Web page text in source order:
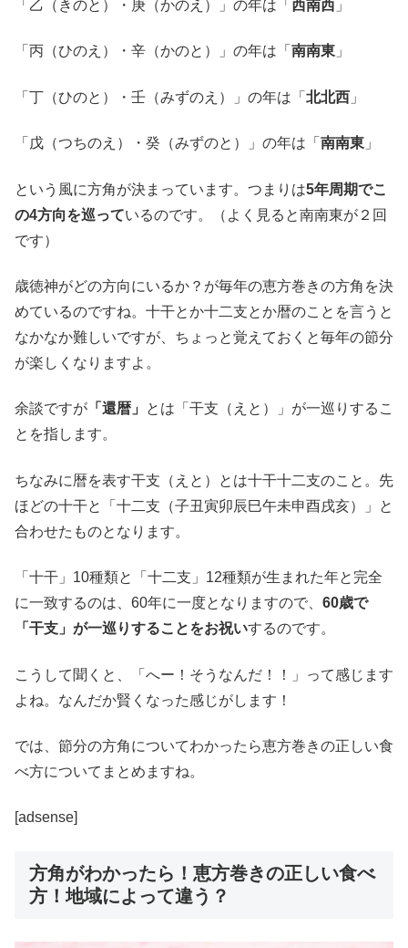
「乙（きのと）・庚（かのえ）」の年は「 西南西 」
「丙（ひのえ）・辛（かのと）」の年は「 南南東 」
「丁（ひのと）・壬（みずのえ）」の年は「 北北西 」
「戊（つちのえ）・癸（みずのと）」の年は「 南南東 」
という風に方角が決まっています。つまりは5年周期でこ
の4方向を巡っているのです。（よく見ると南南東が２回
です）
歳徳神がどの方向にいるか？が毎年の恵方巻きの方角を決
めているのですね。十干とか十二支とか暦のことを言うと
なかなか難しいですが、ちょっと覚えておくと毎年の節分
が楽しくなりますよ。
余談ですが 「還暦」
とは「干支（えと）」が一巡りするこ
とを指します。
ちなみに暦を表す干支（えと）とは十干十二支のこと。先
ほどの十干と「十二支（子丑寅卯辰巳午未申酉戌亥）」と
合わせたものとなります。
「十干」10種類と「十二支」12種類が生まれた年と完全
に一致するのは、60年に一度となりますので、 60歳で
「干支」が一巡りすることをお祝いするのです。
こうして聞くと、「へー！そうなんだ！！」って感じます
よね。なんだか賢くなった感じがします！
では、節分の方角についてわかったら恵方巻きの正しい食
べ方についてまとめますね。
[adsense]
方角がわかったら！恵方巻きの正しい食べ
方！地域によって違う？